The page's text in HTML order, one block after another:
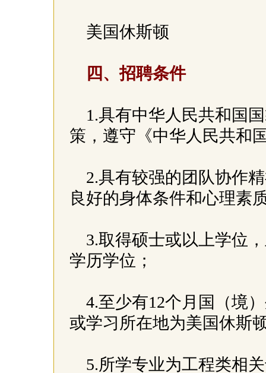
美国休斯顿
四、招聘条件
1.具有中华人民共和国
策，遵守《中华人民共和
2.具有较强的团队协作
良好的身体条件和心理素
3.取得硕士或以上学位
学历学位；
4.至少有12个月国（境
或学习所在地为美国休斯
5.所学专业为工程类相